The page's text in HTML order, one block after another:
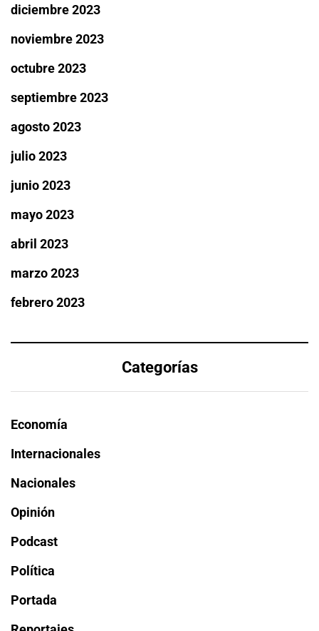
diciembre 2023
noviembre 2023
octubre 2023
septiembre 2023
agosto 2023
julio 2023
junio 2023
mayo 2023
abril 2023
marzo 2023
febrero 2023
Categorías
Economía
Internacionales
Nacionales
Opinión
Podcast
Política
Portada